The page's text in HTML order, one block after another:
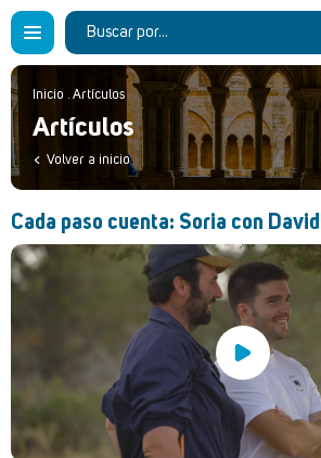
Inicio . Artículos
Artículos
Volver a inicio
Cada paso cuenta: Soria con